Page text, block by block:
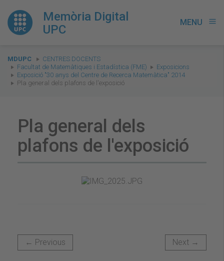
Memòria Digital
UPC
MENU menu
You
are
here:
MDUPC
CENTRES DOCENTS
Facultat de Matemàtiques i Estadística (FME)
Exposicions
Exposició "30 anys del Centre de Recerca Matemàtica" 2014
Pla general dels plafons de l'exposició
Pla general dels
plafons de l'exposició
← Previous Next →